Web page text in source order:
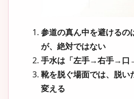
参道の真ん中を避けるの
が、絶対ではない
手水は「左手→右手→
靴を脱ぐ場面では、脱い
変える